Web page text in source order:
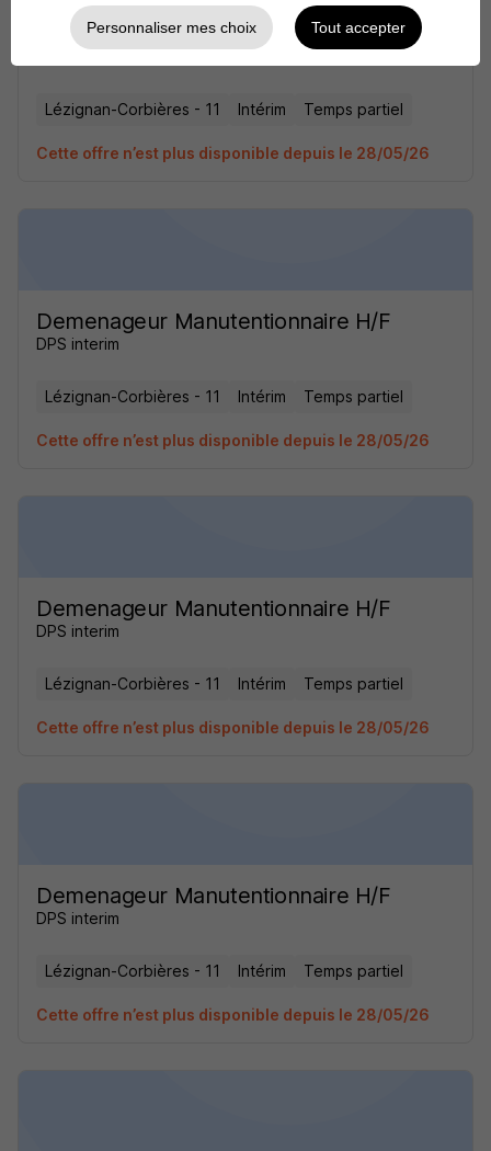
Demenageur Manutentionnaire H/F
Lézignan-Corbières - 11 Intérim Temps partiel
Cette offre n’est plus disponible depuis le 28/05/26
Demenageur Manutentionnaire H/F
DPS interim
Lézignan-Corbières - 11 Intérim Temps partiel
Cette offre n’est plus disponible depuis le 28/05/26
Demenageur Manutentionnaire H/F
DPS interim
Lézignan-Corbières - 11 Intérim Temps partiel
Cette offre n’est plus disponible depuis le 28/05/26
Demenageur Manutentionnaire H/F
DPS interim
Lézignan-Corbières - 11 Intérim Temps partiel
Cette offre n’est plus disponible depuis le 28/05/26
Personnaliser mes choix Tout accepter